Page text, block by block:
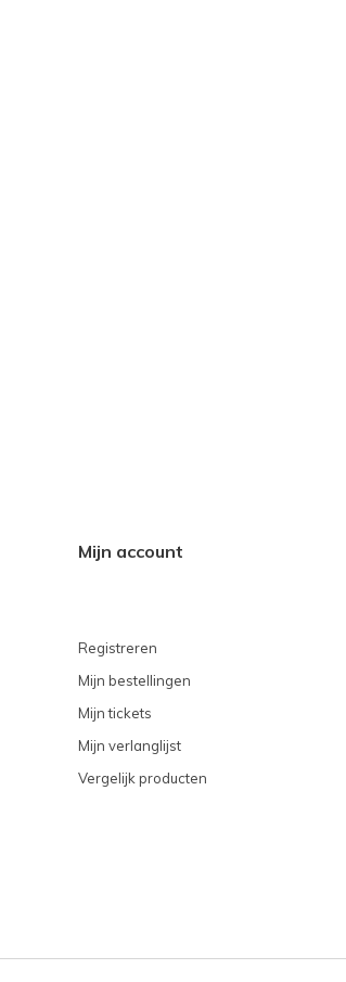
Mijn account
Registreren
Mijn bestellingen
Mijn tickets
Mijn verlanglijst
Vergelijk producten